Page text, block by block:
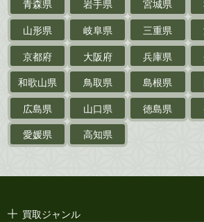
鉄道・
電車・バス
戦前・戦中の紙物・資
絵葉書
支那・満洲・朝鮮・
台湾関係古資料
ポスター・チラシ・
青森県
岩手県 宮城県
山形県
岐阜県 三重県
京都府
大阪府 兵庫県
和歌山県
鳥取県 島根県
広島県
山口県 徳島県
愛媛県
高知県
買取ジャンル